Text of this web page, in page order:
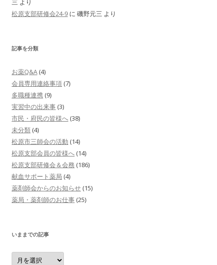
松原支部研修会24-9 に 磯野元三 より
記事を分類
お薬Q&A (4)
会員専用連絡事項 (7)
多職種連携 (9)
実習中の出来事 (3)
市民・府民の皆様へ (38)
未分類 (4)
松原市三師会の活動 (14)
松原支部会員の皆様へ (14)
松原支部研修会＆会務 (186)
献血サポート薬局 (4)
薬剤師会からのお知らせ (15)
薬局・薬剤師のお仕事 (25)
いままでの記事
い
ま